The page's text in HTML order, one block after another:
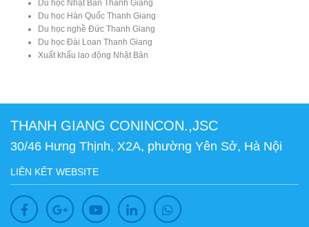
Du học Nhật Bản Thanh Giang
Du học Hàn Quốc Thanh Giang
Du học nghề Đức Thanh Giang
Du học Đài Loan Thanh Giang
Xuất khẩu lao động Nhật Bản
THANH GIANG CONINCON.,JSC
30/46 Hưng Thịnh, X2A, phường Yên Sở, Hà Nội
LIÊN KẾT WEBSITE